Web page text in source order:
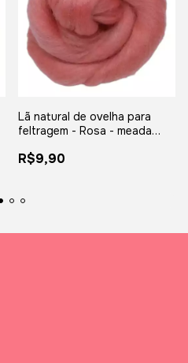
Lã natural de ovelha para
feltragem - Rosa - meada
R$9,90